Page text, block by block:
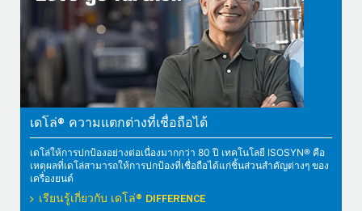
เดโล่® ความแตกต่างที่เชื่อถือได้
เดโล่ให้การปกป้องอย่างต่อเนื่องมากกว่า 80 ปี เทคโนโลยี ISOSYN® คือ
เหตุผลที่เดโล่สามารถให้การปกป้องที่เชื่อถือได้แก่ชิ้นส่วนสำคัญต่างๆ ของ
เครื่องยนต์
เรียนรู้เกี่ยวกับ เดโล่® DIFFERENCE